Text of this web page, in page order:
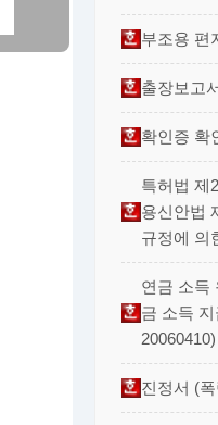
부조용 편
출장보고
확인증 확
특허법 제
용신안법
규정에 의
연금 소득
금 소득
20060410)
진정서 (